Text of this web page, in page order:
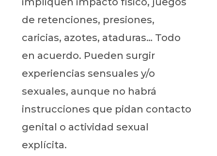
de retenciones, presiones,
caricias, azotes, ataduras… Todo
en acuerdo. Pueden surgir
experiencias sensuales y/o
sexuales, aunque no habrá
instrucciones que pidan contacto
genital o actividad sexual
explícita.